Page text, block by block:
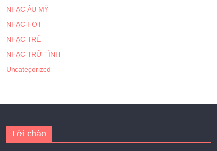
NHẠC ÂU MỸ
NHẠC HOT
NHẠC TRẺ
NHẠC TRỮ TÌNH
Uncategorized
Lời chào